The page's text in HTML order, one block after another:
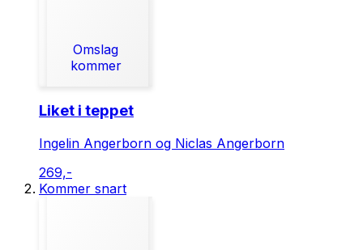
Omslag
kommer
Liket i teppet
Ingelin Angerborn og Niclas Angerborn
269,-
Kommer snart